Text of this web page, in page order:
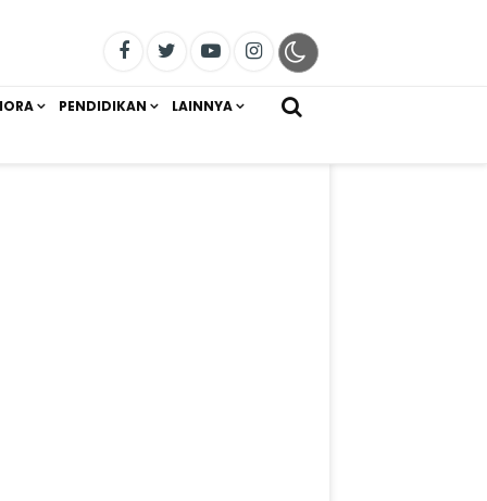
PENDIDIKAN LAINNYA